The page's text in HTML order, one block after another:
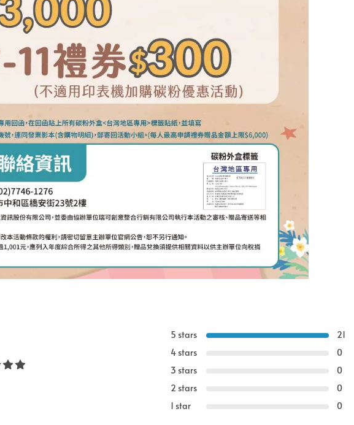
5 stars
21
4 stars
0
3 stars
0
2 stars
0
1 star
0